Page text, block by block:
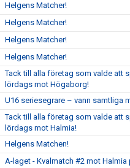
Helgens Matcher!
Helgens Matcher!
Helgens Matcher!
Helgens Matcher!
Tack till alla företag som valde att
lördags mot Högaborg!
U16 seriesegrare – vann samtliga
Tack till alla företag som valde att
lördags mot Halmia!
Helgens Matchen!
A-laget - Kvalmatch #2 mot Halmia